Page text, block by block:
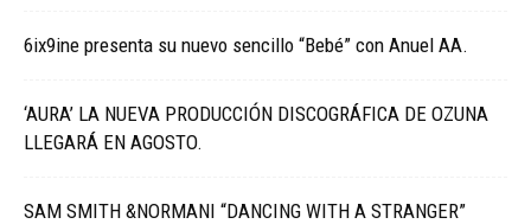
6ix9ine presenta su nuevo sencillo “Bebé” con Anuel AA.
‘AURA’ LA NUEVA PRODUCCIÓN DISCOGRÁFICA DE OZUNA
LLEGARÁ EN AGOSTO.
SAM SMITH &NORMANI “DANCING WITH A STRANGER”